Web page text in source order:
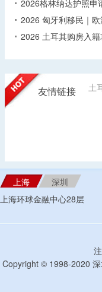
2026格林纳达护照申
2026 匈牙利移民｜
2026 土耳其购房入
友情链接 土
上海
深圳
上海环球金融中心28层
Copyright © 1998-2020